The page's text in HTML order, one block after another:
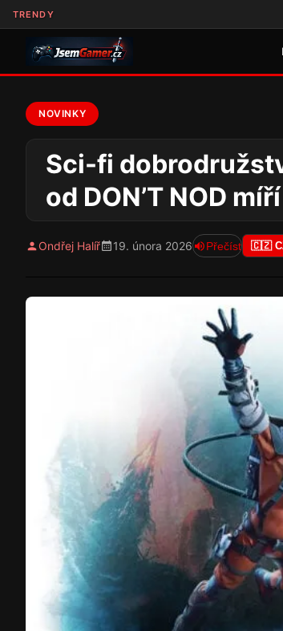
TRENDY
NOVINKY
Sci-fi
od DON’T NOD
Ondřej Halíř 19. února 2026 Přečíst 🇨🇿